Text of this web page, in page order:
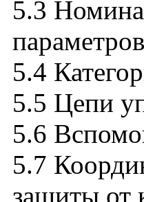
5.3
5.4
5.5 Цепи
5.6
5.7
защиты от